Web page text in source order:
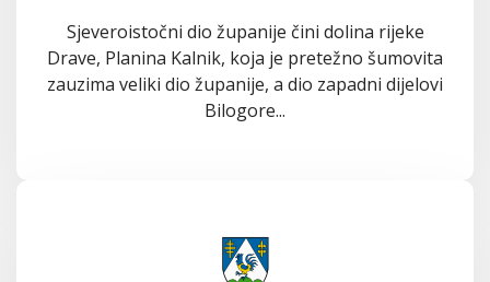
Sjeveroistočni dio županije čini dolina rijeke
Drave, Planina Kalnik, koja je pretežno šumovita
zauzima veliki dio županije, a dio zapadni dijelovi
Bilogore...